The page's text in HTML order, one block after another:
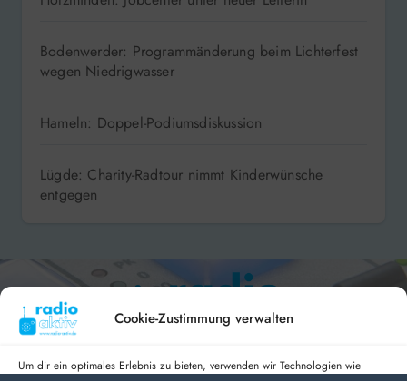
Cookie-Zustimmung verwalten
Um dir ein optimales Erlebnis zu bieten, verwenden wir Technologien wie
Bodenwerder: Programmänderung beim Lichterfest
wegen Niedrigwasser
Hameln: Doppel-Podiumsdiskussion
Lügde: Charity-Radtour nimmt Kinderwünsche
entgegen